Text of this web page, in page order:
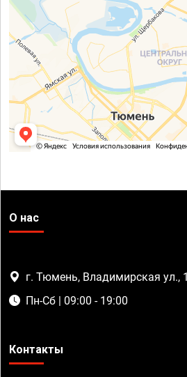
О нас
г. Тюмень, Владимирская ул., 1
Пн-Сб | 09:00 - 19:00
Контакты